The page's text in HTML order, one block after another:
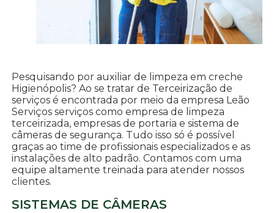
Pesquisando por auxiliar de limpeza em creche
Higienópolis? Ao se tratar de Terceirização de
serviços é encontrada por meio da empresa Leão
Serviços serviços como empresa de limpeza
terceirizada, empresas de portaria e sistema de
câmeras de segurança. Tudo isso só é possível
graças ao time de profissionais especializados e as
instalações de alto padrão. Contamos com uma
equipe altamente treinada para atender nossos
clientes.
SISTEMAS DE CÂMERAS